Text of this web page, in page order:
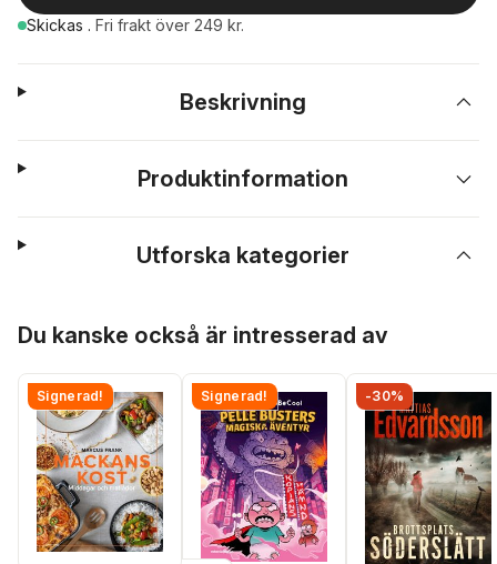
Skickas . Fri frakt över 249 kr.
Beskrivning
Produktinformation
Utforska kategorier
Du kanske också är intresserad av
Signerad! Signerad! -30%